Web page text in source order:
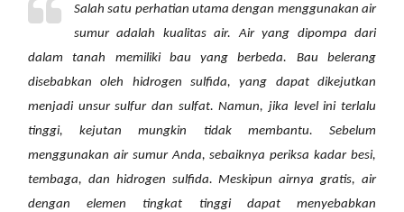
Salah satu perhatian utama dengan menggunakan air
sumur adalah kualitas air. Air yang dipompa dari
dalam tanah memiliki bau yang berbeda. Bau belerang
disebabkan oleh hidrogen sulfida, yang dapat dikejutkan
menjadi unsur sulfur dan sulfat. Namun, jika level ini terlalu
tinggi, kejutan mungkin tidak membantu. Sebelum
menggunakan air sumur Anda, sebaiknya periksa kadar besi,
tembaga, dan hidrogen sulfida. Meskipun airnya gratis, air
dengan elemen tingkat tinggi dapat menyebabkan